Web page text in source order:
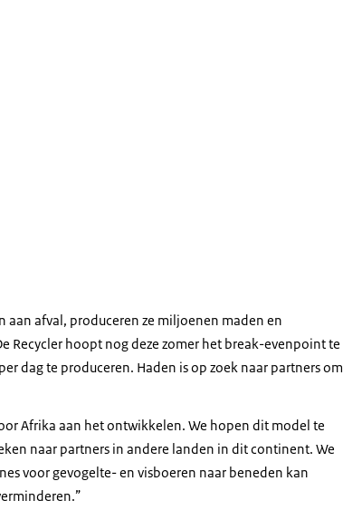
afval, produceren ze miljoenen maden en
Recycler hoopt nog deze zomer het break-evenpoint te
dag te produceren. Haden is op zoek naar partners om
Afrika aan het ontwikkelen. We hopen dit model te
naar partners in andere landen in dit continent. We
voor gevogelte- en visboeren naar beneden kan